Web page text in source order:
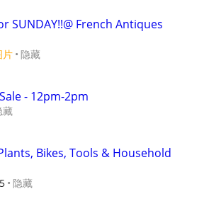
SUNDAY!!@ French Antiques
片 隐藏
- 12pm-2pm
藏
Plants, Bikes, Tools & Household
隐藏